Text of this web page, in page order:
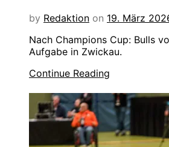
by Redaktion on 19. März
Nach Champions Cup: Bulls
Aufgabe in Zwickau.
Continue Reading